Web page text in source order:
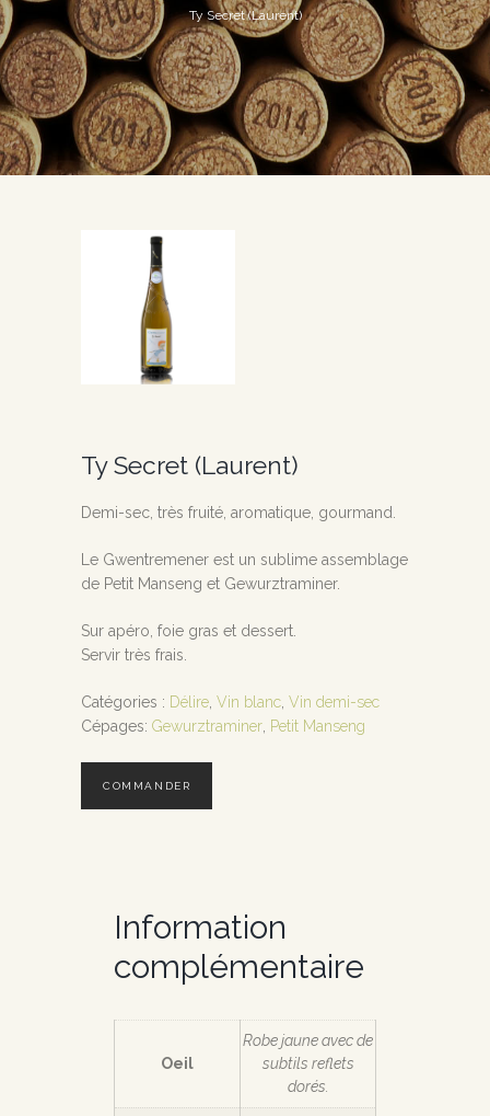
Ty Secret (Laurent)
Ty Secret (Laurent)
Demi-sec, très fruité, aromatique, gourmand.
Le Gwentremener est un sublime assemblage
de Petit Manseng et Gewurztraminer.
Sur apéro, foie gras et dessert.
Servir très frais.
Catégories : Délire Vin blanc Vin demi-sec
Cépages: Gewurztraminer Petit Manseng
COMMANDER
Information
complémentaire
Oeil
Robe jaune avec de
subtils reflets
dorés.